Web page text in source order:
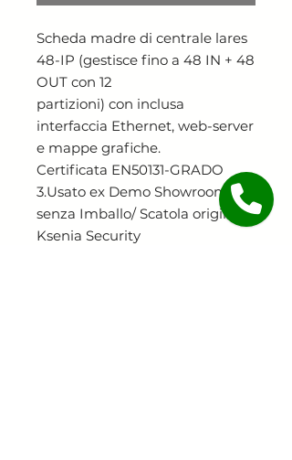
Scheda madre di centrale lares
48-IP (gestisce fino a 48 IN + 48
OUT con 12
partizioni) con inclusa
interfaccia Ethernet, web-server
e mappe grafiche.
Certificata EN50131-GRADO
3.Usato ex Demo Showroom
senza Imballo/ Scatola originale
Ksenia Security